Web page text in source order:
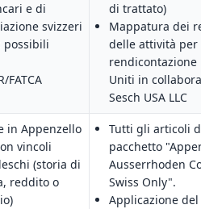
e di
svizzeri
possibili
FATCA
di trattato)
Mappatura dei
delle attività per
rendicontazione
Uniti in
Sesch USA LLC
in Appenzello
vincoli
(storia di
reddito o
Tutti gli articoli
pacchetto
Ausserrhoden
Swiss Only".
Applicazione